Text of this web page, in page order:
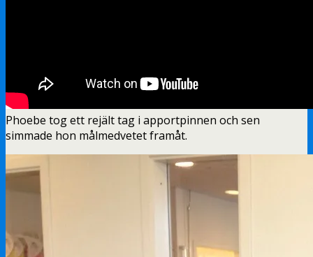
Phoebe tog ett rejält tag i apportpinnen och sen
simmade hon målmedvetet framåt.